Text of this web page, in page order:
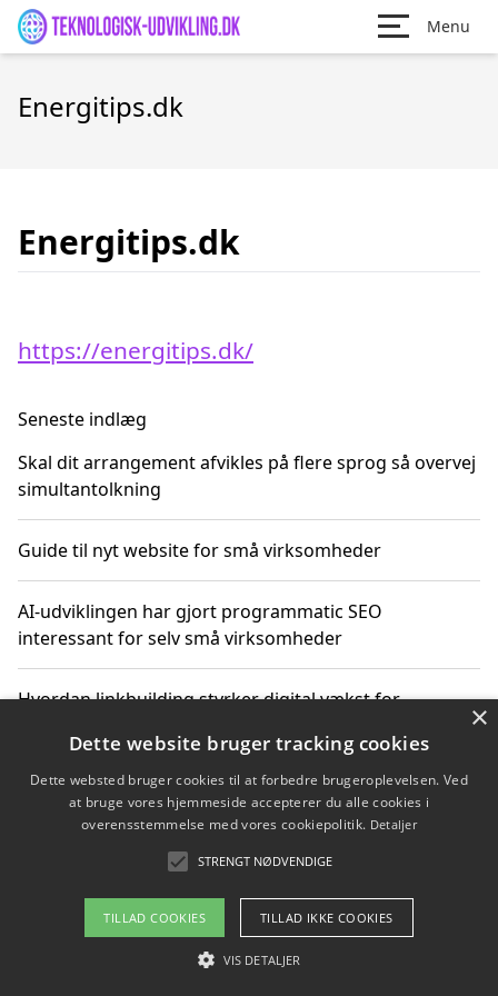
Menu
Energitips.dk
Energitips.dk
https://energitips.dk/
Seneste indlæg
Skal dit arrangement afvikles på flere sprog så overvej
simultantolkning
Guide til nyt website for små virksomheder
AI-udviklingen har gjort programmatic SEO
interessant for selv små virksomheder
Hvordan linkbuilding styrker digital vækst for
Sådan har udviklingen inden for genbrug af elektronik
ændret sig
Copyright 2026 - Pilanto Aps
Om / kontakt
×
Dette website bruger tracking cookies
Dette websted bruger cookies til at forbedre brugeroplevelsen. Ved
at bruge vores hjemmeside accepterer du alle cookies i
overensstemmelse med vores cookiepolitik. Detaljer
STRENGT NØDVENDIGE
TILLAD COOKIES TILLAD IKKE COOKIES
VIS DETALJER